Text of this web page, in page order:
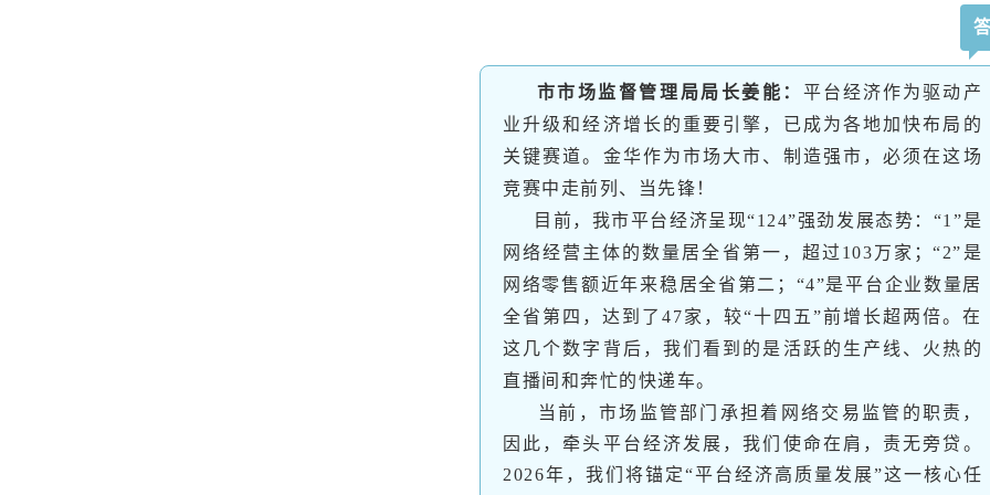
市市场监督管理局局长姜能： 平台经济作为驱动产
业升级和经济增长的重要引擎，已成为各地加快布局的
关键赛道。金华作为市场大市、制造强市，必须在这场
竞赛中走前列、当先锋！
目前，我市平台经济呈现“124”强劲发展态势：“1”是
网络经营主体的数量居全省第一，超过103万家；“2”是
网络零售额近年来稳居全省第二；“4”是平台企业数量居
全省第四，达到了47家，较“十四五”前增长超两倍。在
这几个数字背后，我们看到的是活跃的生产线、火热的
直播间和奔忙的快递车。
当前，市场监管部门承担着网络交易监管的职责，
因此，牵头平台经济发展，我们使命在肩，责无旁贷。
2026年，我们将锚定“平台经济高质量发展”这一核心任